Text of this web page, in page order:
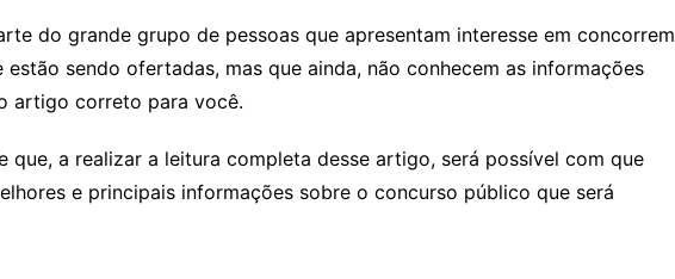
do grande grupo de pessoas que apresentam interesse em concorrem
estão sendo ofertadas, mas que ainda, não conhecem as informações
artigo correto para você.
que, a realizar a leitura completa desse artigo, será possível com que
e principais informações sobre o concurso público que será